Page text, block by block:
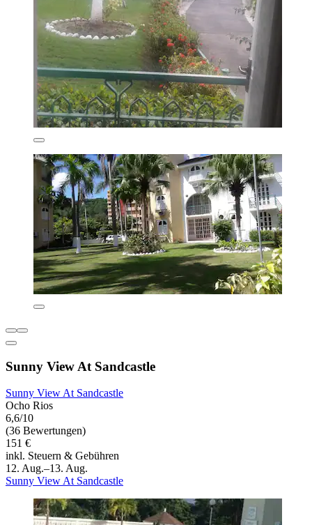
Sunny View At Sandcastle
Sunny View At Sandcastle
Ocho Rios
6,6/10
(36 Bewertungen)
151 €
inkl. Steuern & Gebühren
12. Aug.–13. Aug.
Sunny View At Sandcastle